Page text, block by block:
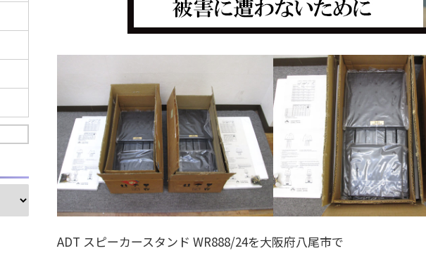
ADT スピーカースタンド WR888/24を大阪府八尾市で